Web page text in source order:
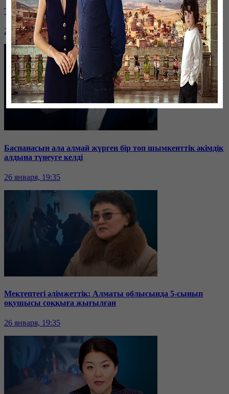
Таразда ТЭЦ қызметкерлері жалақы көтеруді талап етті
26 января, 19:36
Баспанасын ала алмай жүрген бір топ шымкенттік әкімдік
алдына түнеуге келді
26 января, 19:35
Мектептегі әлімжеттік: Алматы облысында 5-сынып
оқушысы соққыға жығылған
26 января, 19:35